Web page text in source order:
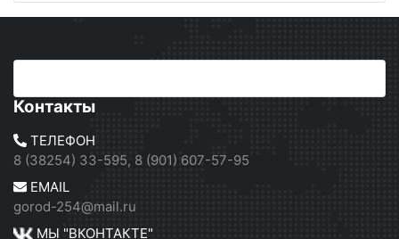
Контакты
ТЕЛЕФОН
8 (38254) 33-595, 8 (901) 607-57-95
EMAIL
gorod-254@mail.ru
МЫ "ВКОНТАКТЕ"